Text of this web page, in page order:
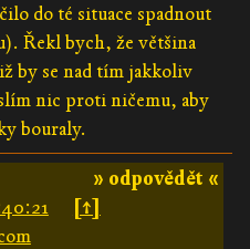
do té situace spadnout
Řekl bych, že většina
by se nad tím jakkoliv
nic proti ničemu, aby
bouraly.
» odpovědět «
[↑]